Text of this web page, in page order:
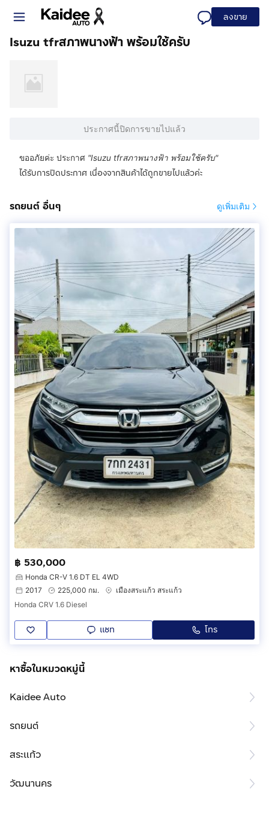
ลงขาย
Isuzu tfrสภาพนางฟ้า พร้อมใช้ครับ
ประกาศนี้ปิดการขายไปแล้ว
ขออภัยค่ะ ประกาศ "Isuzu tfrสภาพนางฟ้า พร้อมใช้ครับ"
ได้รับการปิดประกาศ เนื่องจากสินค้าได้ถูกขายไปแล้วค่ะ
รถยนต์ อื่นๆ ดูเพิ่มเติม
฿ 530,000
Honda CR-V 1.6 DT EL 4WD
2017
225,000 กม.
เมืองสระแก้ว สระแก้ว
Honda CRV 1.6 Diesel
แชท โทร
หาซื้อในหมวดหมู่นี้
Kaidee Auto
รถยนต์
สระแก้ว
วัฒนานคร